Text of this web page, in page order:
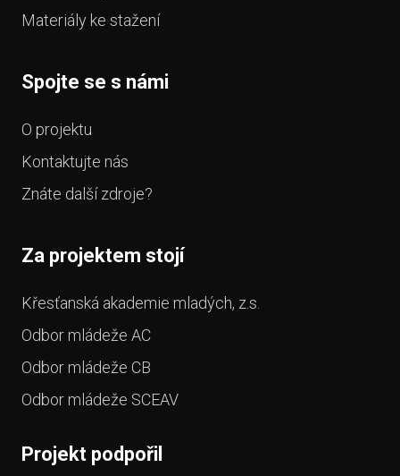
Materiály ke stažení
Spojte se s námi
O projektu
Kontaktujte nás
Znáte další zdroje?
Za projektem stojí
Křesťanská akademie mladých, z.s.
Odbor mládeže AC
Odbor mládeže CB
Odbor mládeže SCEAV
Projekt podpořil